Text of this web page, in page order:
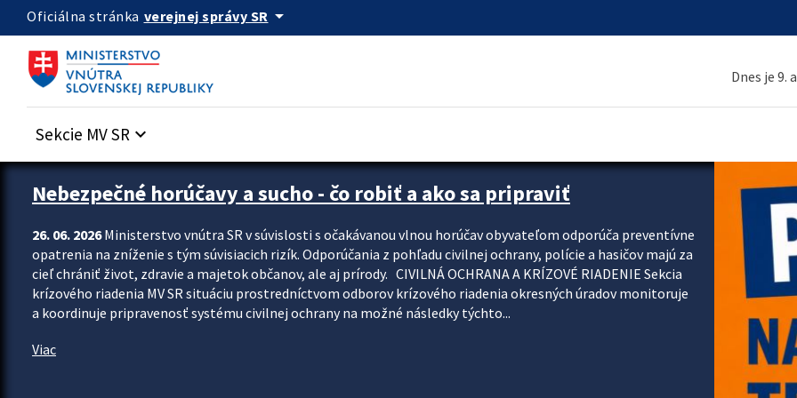
Preskocit na hlavný obsah
Oficiálna stránka verejnej správy SR arrow_drop_down
Dnes je 9.
Sekcie MV SR keyboard_arrow_down
Zastavit automatický posun upútavok
Nebezpečné horúčavy a sucho - čo robiť a ako sa pripraviť
26. 06. 2026Ministerstvo vnútra SR v súvislosti s očakávanou vlnou horúčav obyvateľom odporúča preventívne
opatrenia na zníženie s tým súvisiacich rizík. Odporúčania z pohľadu civilnej ochrany, polície a hasičov majú za
cieľ chrániť život, zdravie a majetok občanov, ale aj prírody. CIVILNÁ OCHRANA A KRÍZOVÉ RIADENIE Sekcia
krízového riadenia MV SR situáciu prostredníctvom odborov krízového riadenia okresných úradov monitoruje
a koordinuje pripravenosť systému civilnej ochrany na možné následky týchto...
Viac